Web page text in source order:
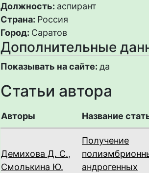
Должность: аспирант
Страна: Россия
Город: Саратов
Дополнительные
Показывать на сайте: да
Статьи автора
Авторы Название
Демихова Д. С.,
Смолькина Ю.
Получение
андрогенных